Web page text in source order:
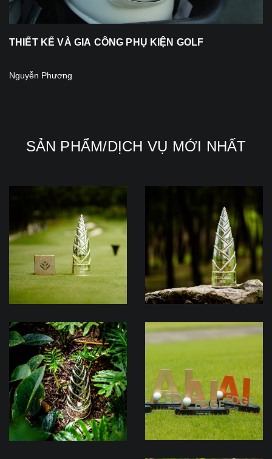
THIẾT KẾ VÀ GIA CÔNG PHỤ KIỆN GOLF
Nguyễn Phương
SẢN PHẨM/DỊCH VỤ MỚI NHẤT